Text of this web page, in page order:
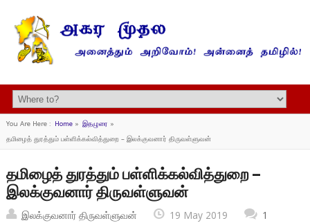
You Are Here : Home» இதழுரை »
தமிழைத் துரத்தும் பள்ளிக்கல்வித்துறை – இலக்குவனார் திருவள்ளுவன்
தமிழைத் துரத்தும் பள்ளிக்கல்வித்துறை –
இலக்குவனார் திருவள்ளுவன்
இலக்குவனார் திருவள்ளுவன் 19 May 2019
1